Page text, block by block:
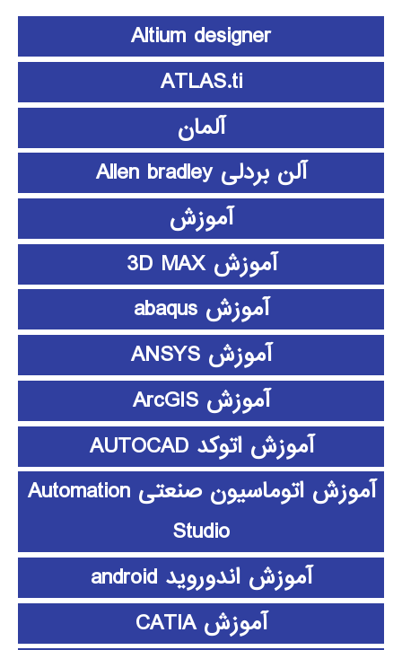
Altium designer
ATLAS.ti
آلمان
آلن بردلی Allen bradley
آموزش
آموزش 3D MAX
آموزش abaqus
آموزش ANSYS
آموزش ArcGIS
آموزش اتوکد AUTOCAD
آموزش اتوماسیون صنعتی Automation
Studio
آموزش اندوروید android
آموزش CATIA